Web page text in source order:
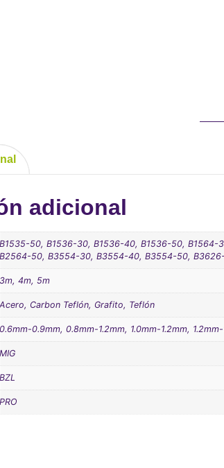
adicional
B1535-50, B1536-30, B1536-40, B1536-50,
B2564-50, B3554-30, B3554-40, B3554-50,
3m, 4m, 5m
Acero, Carbon Teflón, Grafito, Teflón
0.6mm-0.9mm, 0.8mm-1.2mm, 1.0mm-1.2mm, 1.2mm-
MIG
BZL
PRO